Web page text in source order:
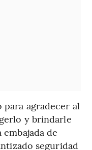
para agradecer al
y brindarle
de
seguridad